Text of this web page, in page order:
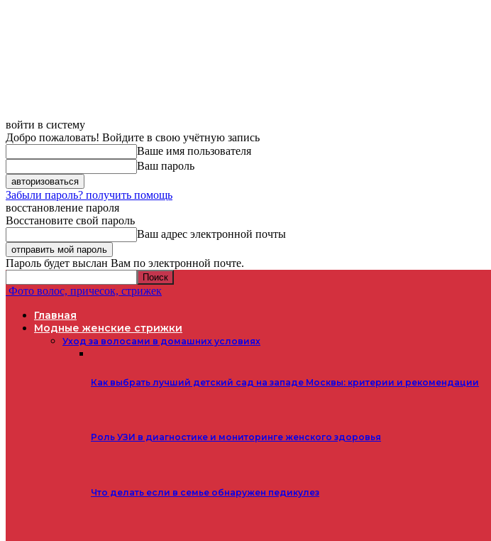
войти в систему
Добро пожаловать! Войдите в свою учётную запись
Ваше имя пользователя
Ваш пароль
Забыли пароль? получить помощь
восстановление пароля
Восстановите свой пароль
Ваш адрес электронной почты
Пароль будет выслан Вам по электронной почте.
Фото волос, причесок, стрижек
Главная
Модные женские стрижки
Уход за волосами в домашних условиях
Как выбрать лучший детский сад на западе Москвы: критерии и рекомендации
Роль УЗИ в диагностике и мониторинге женского здоровья
Что делать если в семье обнаружен педикулез